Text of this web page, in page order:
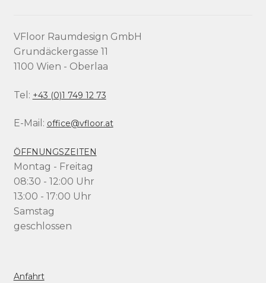
VFloor Raumdesign GmbH
Grundäckergasse 11
1100 Wien - Oberlaa
Tel: +43 (0)1 749 12 73
E-Mail: office@vfloor.at
ÖFFNUNGSZEITEN
Montag - Freitag
08:30 - 12:00 Uhr
13:00 - 17:00 Uhr
Samstag
geschlossen
Anfahrt